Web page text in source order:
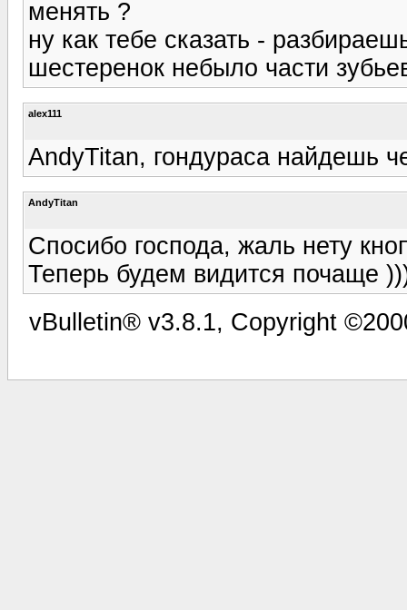
менять ?
ну как тебе сказать -
шестеренок небыло части
alex111
AndyTitan, гондураса найдешь
AndyTitan
Спосибо господа, жаль нету
Теперь будем видится почаще
vBulletin® v3.8.1, Copyright